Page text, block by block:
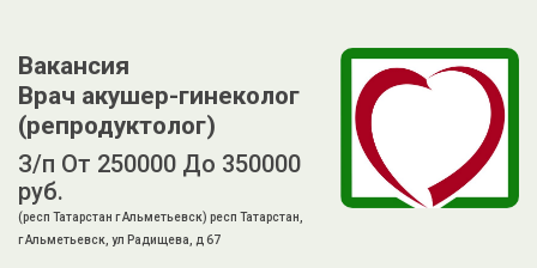
Вакансия
Врач акушер-гинеколог
(репродуктолог)
З/п От 250000 До 350000
руб.
(респ Татарстан г Альметьевск) респ Татарстан,
г Альметьевск, ул Радищева, д 67